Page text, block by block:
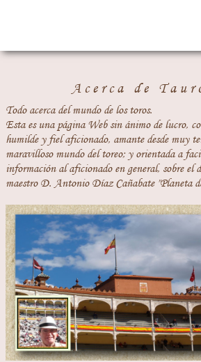
Acerca de
Todo acerca del mundo de los toros.
Esta es una página Web sin ánimo de lucro,
humilde y fiel aficionado, amante desde muy
maravilloso mundo del toreo; y orientada a
información al aficionado en general, sobre el
maestro D. Antonio Díaz Cañabate "Planeta